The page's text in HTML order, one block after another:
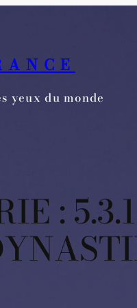
yeux du monde
: